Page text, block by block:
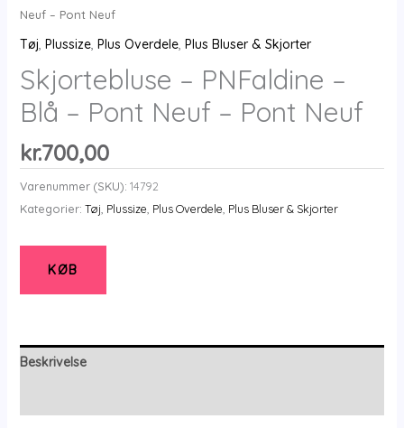
Neuf – Pont Neuf
Tøj Plussize, Plus Overdele, Plus Bluser & Skjorter
Skjortebluse – PNFaldine –
Blå – Pont Neuf – Pont Neuf
kr.700,00
Varenummer (SKU): 14792
Kategorier: Tøj Plussize Plus Overdele Plus Bluser & Skjorter
KØB
Beskrivelse